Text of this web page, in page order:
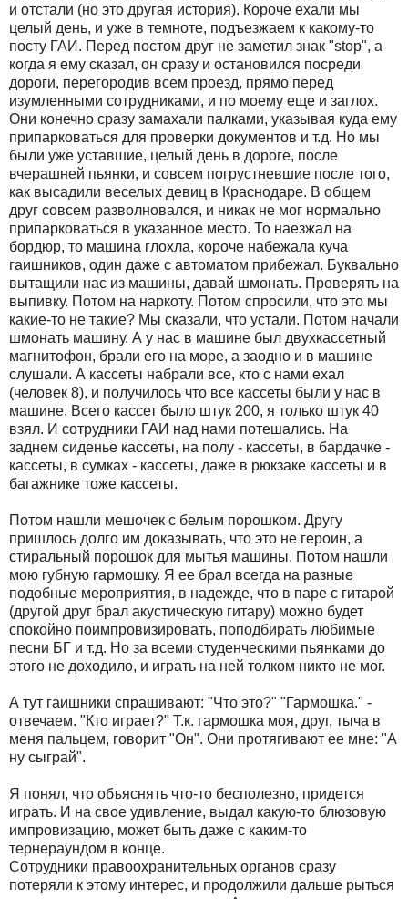
и отстали (но это другая история). Короче ехали мы
целый день, и уже в темноте, подъезжаем к какому-то
посту ГАИ. Перед постом друг не заметил знак "stop", а
когда я ему сказал, он сразу и остановился посреди
дороги, перегородив всем проезд, прямо перед
изумленными сотрудниками, и по моему еще и заглох.
Они конечно сразу замахали палками, указывая куда ему
припарковаться для проверки документов и т.д. Но мы
были уже уставшие, целый день в дороге, после
вчерашней пьянки, и совсем погрустневшие после того,
как высадили веселых девиц в Краснодаре. В общем
друг совсем разволновался, и никак не мог нормально
припарковаться в указанное место. То наезжал на
бордюр, то машина глохла, короче набежала куча
гаишников, один даже с автоматом прибежал. Буквально
вытащили нас из машины, давай шмонать. Проверять на
выпивку. Потом на наркоту. Потом спросили, что это мы
какие-то не такие? Мы сказали, что устали. Потом начали
шмонать машину. А у нас в машине был двухкассетный
магнитофон, брали его на море, а заодно и в машине
слушали. А кассеты набрали все, кто с нами ехал
(человек 8), и получилось что все кассеты были у нас в
машине. Всего кассет было штук 200, я только штук 40
взял. И сотрудники ГАИ над нами потешались. На
заднем сиденье кассеты, на полу - кассеты, в бардачке -
кассеты, в сумках - кассеты, даже в рюкзаке кассеты и в
багажнике тоже кассеты.
Потом нашли мешочек с белым порошком. Другу
пришлось долго им доказывать, что это не героин, а
стиральный порошок для мытья машины. Потом нашли
мою губную гармошку. Я ее брал всегда на разные
подобные мероприятия, в надежде, что в паре с гитарой
(другой друг брал акустическую гитару) можно будет
спокойно поимпровизировать, поподбирать любимые
песни БГ и т.д. Но за всеми студенческими пьянками до
этого не доходило, и играть на ней толком никто не мог.
А тут гаишники спрашивают: "Что это?" "Гармошка." -
отвечаем. "Кто играет?" Т.к. гармошка моя, друг, тыча в
меня пальцем, говорит "Он". Они протягивают ее мне: "А
ну сыграй".
Я понял, что объяснять что-то бесполезно, придется
играть. И на свое удивление, выдал какую-то блюзовую
импровизацию, может быть даже с каким-то
тернераундом в конце.
Сотрудники правоохранительных органов сразу
потеряли к этому интерес, и продолжили дальше рыться